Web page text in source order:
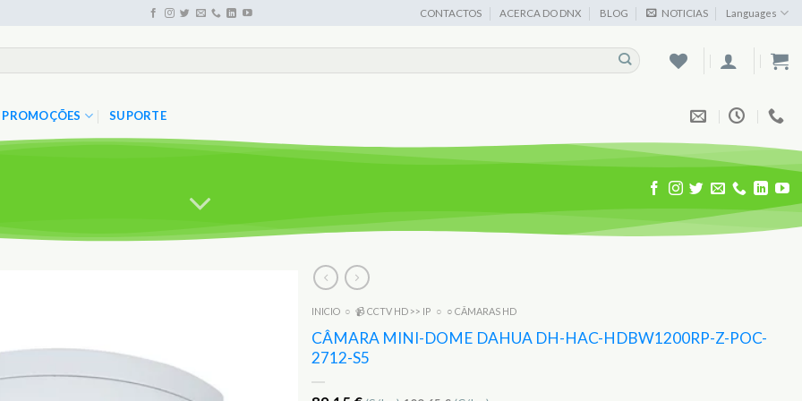
CONTACTOS ACERCA DO DNX BLOG NOTICIAS Languages
PROMOÇÕES SUPORTE
INICIO ○ 📹 CCTV HD >> IP ○ ○ CÂMARAS HD
CÂMARA MINI-DOME DAHUA DH-HAC-HDBW1200RP-Z-POC-
2712-S5